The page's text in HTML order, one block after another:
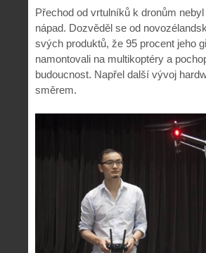
Přechod od vrtulníků k dronům
nápad. Dozvěděl se od
svých produktů, že 95 procent jeho
namontovali na multikoptéry a
budoucnost. Napřel další vývoj
směrem.